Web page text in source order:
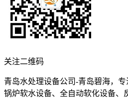
关注二维码
青岛水处理设备公司-青岛碧海，专
锅炉软水设备、全自动软化设备、